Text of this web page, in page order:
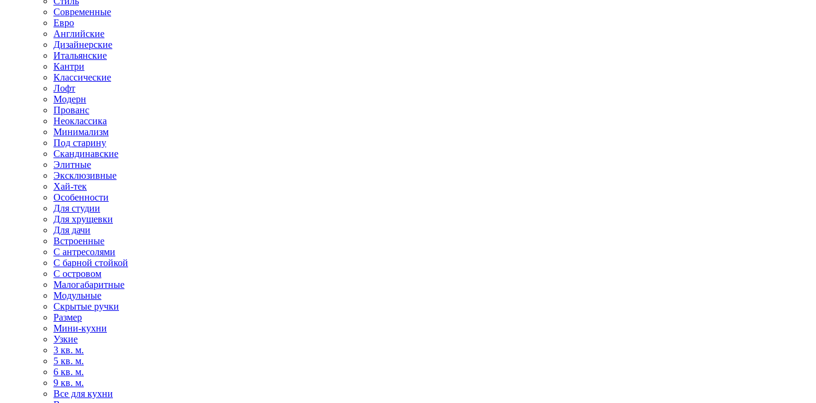
Современные
Евро
Английские
Дизайнерские
Итальянские
Кантри
Классические
Лофт
Модерн
Прованс
Неоклассика
Минимализм
Под старину
Скандинавские
Элитные
Эксклюзивные
Хай-тек
Особенности
Для студии
Для хрущевки
Для дачи
Встроенные
С антресолями
С барной стойкой
С островом
Малогабаритные
Модульные
Скрытые ручки
Размер
Мини-кухни
Узкие
3 кв. м.
5 кв. м.
6 кв. м.
9 кв. м.
Все для кухни